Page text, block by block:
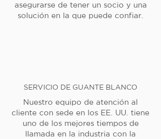
asegurarse de tener un socio y una
solución en la que puede confiar.
SERVICIO DE GUANTE BLANCO
Nuestro equipo de atención al
cliente con sede en los EE. UU. tiene
uno de los mejores tiempos de
llamada en la industria con la